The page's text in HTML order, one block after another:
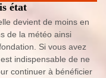
état
devient de moins en
de la météo ainsi
Si vous avez
indispensable de ne
continuer à bénéficier